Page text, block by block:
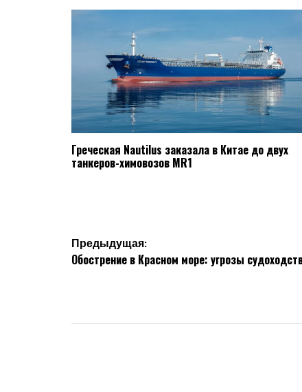
Греческая Nautilus заказала в Китае до двух
танкеров-химовозов MR1
Навигация
Предыдущая:
Обострение в Красном море: угрозы